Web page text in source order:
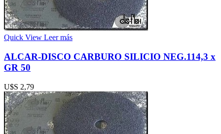
Quick View Leer más
ALCAR-DISCO CARBURO SILICIO NEG.114,3 x
GR 50
U$S 2,79